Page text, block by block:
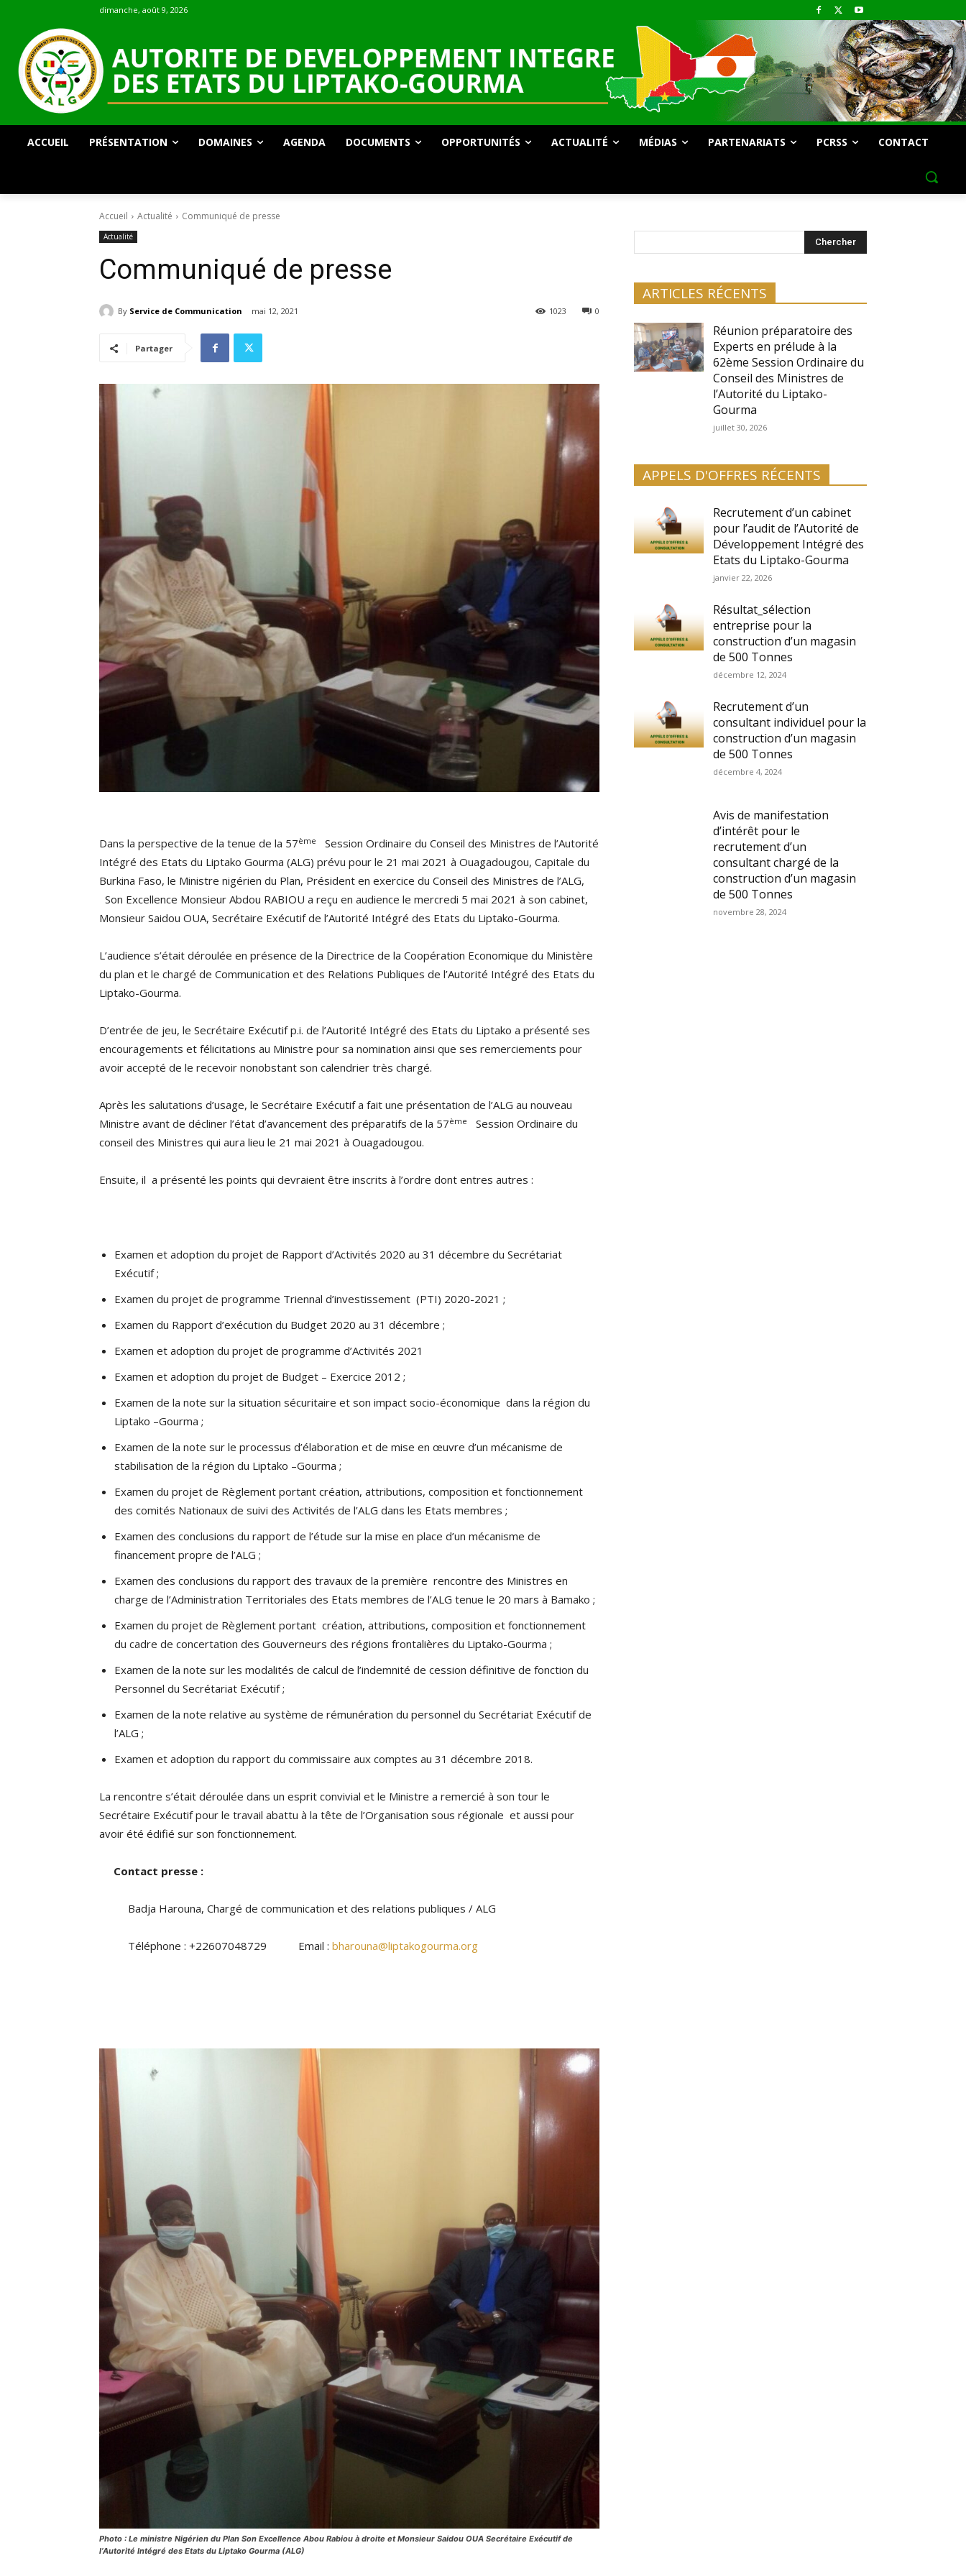
dimanche, août 9, 2026
ACCUEIL PRÉSENTATION DOMAINES AGENDA DOCUMENTS OPPORTUNITÉS ACTUALITÉ MÉDIAS PARTENARIATS PCRSS CONTACT
Accueil Actualité Communiqué de presse
Actualité
Communiqué de presse
By Service de Communication mai 12, 2021 0
1023
Partager
Dans la perspective de la tenue de la 57ème
Session Ordinaire du Conseil des Ministres de l’Autorité
Intégré des Etats du Liptako Gourma (ALG) prévu pour le 21 mai 2021 à Ouagadougou, Capitale du
Burkina Faso, le Ministre nigérien du Plan, Président en exercice du Conseil des Ministres de l’ALG,
Son Excellence Monsieur Abdou RABIOU a reçu en audience le mercredi 5 mai 2021 à son cabinet,
Monsieur Saidou OUA, Secrétaire Exécutif de l’Autorité Intégré des Etats du Liptako-Gourma.
L’audience s’était déroulée en présence de la Directrice de la Coopération Economique du Ministère
du plan et le chargé de Communication et des Relations Publiques de l’Autorité Intégré des Etats du
Liptako-Gourma.
D’entrée de jeu, le Secrétaire Exécutif p.i. de l’Autorité Intégré des Etats du Liptako a présenté ses
encouragements et félicitations au Ministre pour sa nomination ainsi que ses remerciements pour
avoir accepté de le recevoir nonobstant son calendrier très chargé.
Après les salutations d’usage, le Secrétaire Exécutif a fait une présentation de l’ALG au nouveau
Ministre avant de décliner l’état d’avancement des préparatifs de la 57ème
Session Ordinaire du
conseil des Ministres qui aura lieu le 21 mai 2021 à Ouagadougou.
Ensuite, il a présenté les points qui devraient être inscrits à l’ordre dont entres autres :
Examen et adoption du projet de Rapport d’Activités 2020 au 31 décembre du Secrétariat
Exécutif ;
Examen du projet de programme Triennal d’investissement (PTI) 2020-2021 ;
Examen du Rapport d’exécution du Budget 2020 au 31 décembre ;
Examen et adoption du projet de programme d’Activités 2021
Examen et adoption du projet de Budget – Exercice 2012 ;
Examen de la note sur la situation sécuritaire et son impact socio-économique dans la région du
Liptako –Gourma ;
Examen de la note sur le processus d’élaboration et de mise en œuvre d’un mécanisme de
stabilisation de la région du Liptako –Gourma ;
Examen du projet de Règlement portant création, attributions, composition et fonctionnement
des comités Nationaux de suivi des Activités de l’ALG dans les Etats membres ;
Examen des conclusions du rapport de l’étude sur la mise en place d’un mécanisme de
financement propre de l’ALG ;
Examen des conclusions du rapport des travaux de la première rencontre des Ministres en
charge de l’Administration Territoriales des Etats membres de l’ALG tenue le 20 mars à Bamako ;
Examen du projet de Règlement portant création, attributions, composition et fonctionnement
du cadre de concertation des Gouverneurs des régions frontalières du Liptako-Gourma ;
Examen de la note sur les modalités de calcul de l’indemnité de cession définitive de fonction du
Personnel du Secrétariat Exécutif ;
Examen de la note relative au système de rémunération du personnel du Secrétariat Exécutif de
l’ALG ;
Examen et adoption du rapport du commissaire aux comptes au 31 décembre 2018.
La rencontre s’était déroulée dans un esprit convivial et le Ministre a remercié à son tour le
Secrétaire Exécutif pour le travail abattu à la tête de l’Organisation sous régionale et aussi pour
avoir été édifié sur son fonctionnement.
Contact presse :
Badja Harouna, Chargé de communication et des relations publiques / ALG
Téléphone : +22607048729 Email : bharouna@liptakogourma.org
Photo : Le ministre Nigérien du Plan Son Excellence Abou Rabiou à droite et Monsieur Saidou OUA Secrétaire Exécutif de
l’Autorité Intégré des Etats du Liptako Gourma (ALG)
Chercher
ARTICLES RÉCENTS
Réunion préparatoire des
Experts en prélude à la
62ème Session Ordinaire du
Conseil des Ministres de
l’Autorité du Liptako-
Gourma
juillet 30, 2026
APPELS D'OFFRES RÉCENTS
Recrutement d’un cabinet
pour l’audit de l’Autorité de
Développement Intégré des
Etats du Liptako-Gourma
janvier 22, 2026
Résultat_sélection
entreprise pour la
construction d’un magasin
de 500 Tonnes
décembre 12, 2024
Recrutement d’un
consultant individuel pour la
construction d’un magasin
de 500 Tonnes
décembre 4, 2024
Avis de manifestation
d’intérêt pour le
recrutement d’un
consultant chargé de la
construction d’un magasin
de 500 Tonnes
novembre 28, 2024